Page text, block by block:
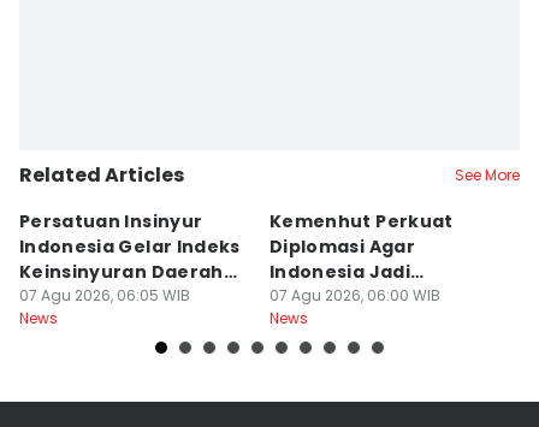
Related Articles See More
Persatuan Insinyur
Indonesia Gelar Indeks
Keinsinyuran Daerah
dan CAFEO 44
07 Agu 2026, 06:05 WIB
News
Kemenhut Perkuat
Diplomasi Agar
Indonesia Jadi
Pemimpin Kehutanan
Global
07 Agu 2026, 06:00 WIB
News